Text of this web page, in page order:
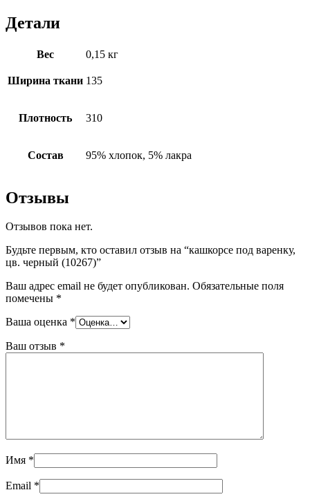
Детали
Вес 0,15 кг
Ширина ткани 135
Плотность 310
Состав 95% хлопок, 5% лакра
Отзывы
Отзывов пока нет.
Будьте первым, кто оставил отзыв на “кашкорсе под варенку,
цв. черный (10267)”
Ваш адрес email не будет опубликован. Обязательные поля
помечены *
Ваша оценка *
Ваш отзыв *
Имя *
Email *